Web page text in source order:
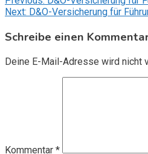
Next: D&O-Versicherung für
Schreibe einen
Deine E-Mail-Adresse wird nicht
Kommentar *